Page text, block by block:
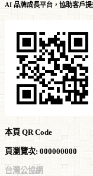
AI 品牌成長平台，協助客戶
本頁 QR Code
頁瀏覽次: 000000000
台灣公協網